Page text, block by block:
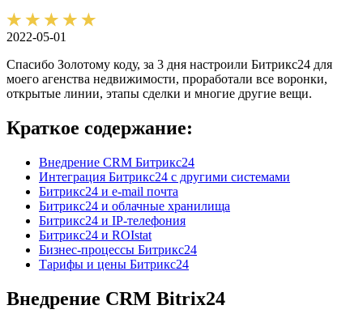
2022-05-01
Спасибо Золотому коду, за 3 дня настроили Битрикс24 для
моего агенства недвижимости, проработали все воронки,
открытые линии, этапы сделки и многие другие вещи.
Краткое содержание:
Внедрение CRM Битрикс24
Интеграция Битрикс24 с другими системами
Битрикс24 и e-mail почта
Битрикс24 и облачные хранилища
Битрикс24 и IP-телефония
Битрикс24 и ROIstat
Бизнес-процессы Битрикс24
Тарифы и цены Битрикс24
Внедрение CRM Bitrix24